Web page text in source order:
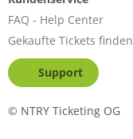
FAQ - Help Center
Gekaufte Tickets finden
Support
© NTRY Ticketing OG